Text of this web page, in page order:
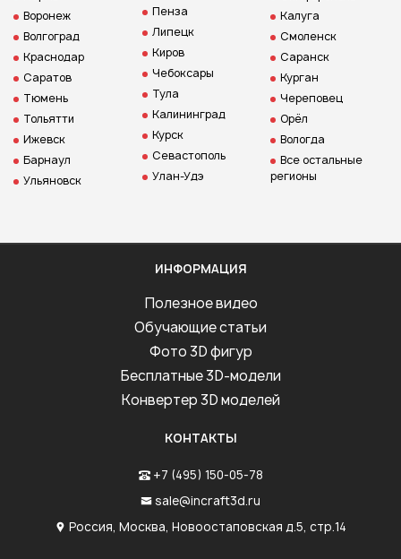
Воронеж
Волгоград
Краснодар
Саратов
Тюмень
Тольятти
Ижевск
Барнаул
Ульяновск
Пенза
Липецк
Киров
Чебоксары
Тула
Калининград
Курск
Севастополь
Улан-Удэ
Калуга
Смоленск
Саранск
Курган
Череповец
Орёл
Вологда
Все остальные
регионы
ИНФОРМАЦИЯ
Полезное видео
Обучающие статьи
Фото 3D фигур
Бесплатные 3D-модели
Конвертер 3D моделей
КОНТАКТЫ
+7 (495) 150-05-78
sale@incraft3d.ru
Россия, Москва, Новоостаповская д.5, стр.14